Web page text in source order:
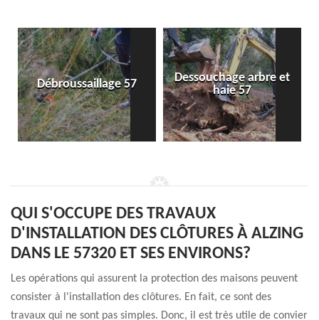
Débroussaillage 57
Dessouchage arbre et
haie 57
QUI S'OCCUPE DES TRAVAUX
D'INSTALLATION DES CLÔTURES À ALZING
DANS LE 57320 ET SES ENVIRONS?
Les opérations qui assurent la protection des maisons peuvent
consister à l'installation des clôtures. En fait, ce sont des
travaux qui ne sont pas simples. Donc, il est très utile de convier